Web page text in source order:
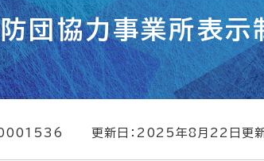
団協力事業所表示
0001536 更新日：2025年8月22日更